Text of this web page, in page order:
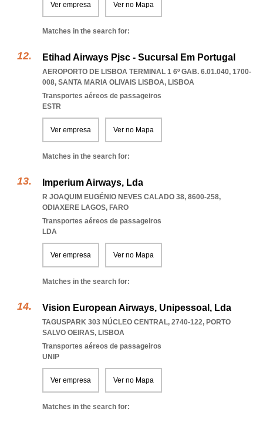
Ver empresa Ver no Mapa
Matches in the search for:
Etihad Airways Pjsc - Sucursal Em Portugal
AEROPORTO DE LISBOA TERMINAL 1 6º GAB. 6.01.040, 1700-
008, SANTA MARIA OLIVAIS LISBOA, LISBOA
Transportes aéreos de passageiros
ESTR
Ver empresa Ver no Mapa
Matches in the search for:
Imperium Airways, Lda
R JOAQUIM EUGÉNIO NEVES CALADO 38, 8600-258,
ODIAXERE LAGOS, FARO
Transportes aéreos de passageiros
LDA
Ver empresa Ver no Mapa
Matches in the search for:
Vision European Airways, Unipessoal, Lda
TAGUSPARK 303 NÚCLEO CENTRAL, 2740-122, PORTO
SALVO OEIRAS, LISBOA
Transportes aéreos de passageiros
UNIP
Ver empresa Ver no Mapa
Matches in the search for: